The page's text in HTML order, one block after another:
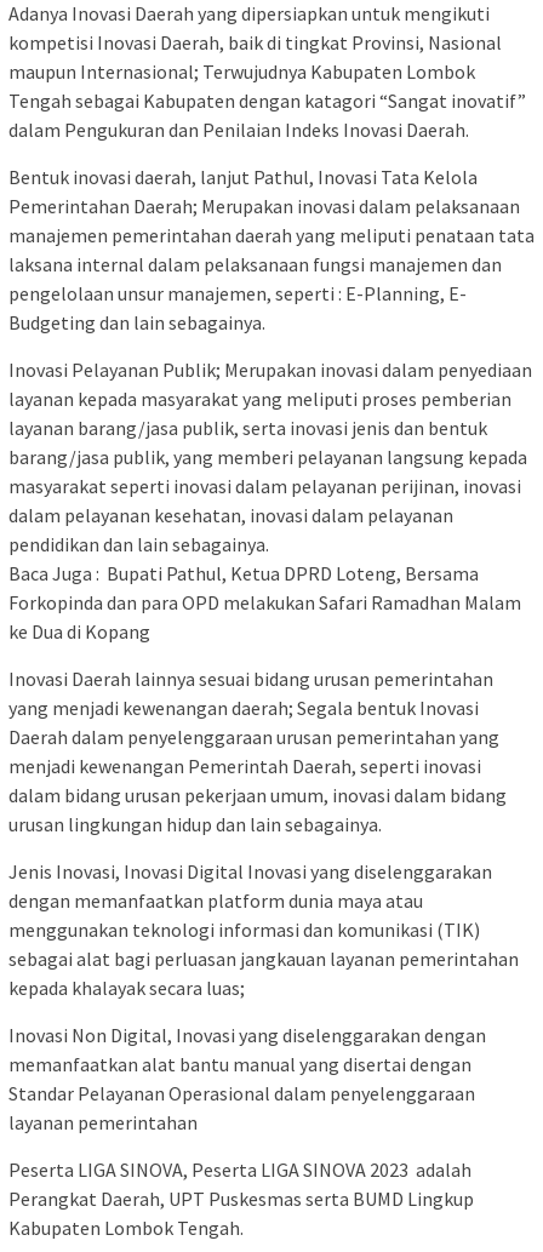
Adanya Inovasi Daerah yang dipersiapkan untuk mengikuti
kompetisi Inovasi Daerah, baik di tingkat Provinsi, Nasional
maupun Internasional; Terwujudnya Kabupaten Lombok
Tengah sebagai Kabupaten dengan katagori “Sangat inovatif”
dalam Pengukuran dan Penilaian Indeks Inovasi Daerah.
Bentuk inovasi daerah, lanjut Pathul, Inovasi Tata Kelola
Pemerintahan Daerah; Merupakan inovasi dalam pelaksanaan
manajemen pemerintahan daerah yang meliputi penataan tata
laksana internal dalam pelaksanaan fungsi manajemen dan
pengelolaan unsur manajemen, seperti : E-Planning, E-
Budgeting dan lain sebagainya.
Inovasi Pelayanan Publik; Merupakan inovasi dalam penyediaan
layanan kepada masyarakat yang meliputi proses pemberian
layanan barang/jasa publik, serta inovasi jenis dan bentuk
barang/jasa publik, yang memberi pelayanan langsung kepada
masyarakat seperti inovasi dalam pelayanan perijinan, inovasi
dalam pelayanan kesehatan, inovasi dalam pelayanan
pendidikan dan lain sebagainya.
Baca Juga : Bupati Pathul, Ketua DPRD Loteng, Bersama
Forkopinda dan para OPD melakukan Safari Ramadhan Malam
ke Dua di Kopang
Inovasi Daerah lainnya sesuai bidang urusan pemerintahan
yang menjadi kewenangan daerah; Segala bentuk Inovasi
Daerah dalam penyelenggaraan urusan pemerintahan yang
menjadi kewenangan Pemerintah Daerah, seperti inovasi
dalam bidang urusan pekerjaan umum, inovasi dalam bidang
urusan lingkungan hidup dan lain sebagainya.
Jenis Inovasi, Inovasi Digital Inovasi yang diselenggarakan
dengan memanfaatkan platform dunia maya atau
menggunakan teknologi informasi dan komunikasi (TIK)
sebagai alat bagi perluasan jangkauan layanan pemerintahan
kepada khalayak secara luas;
Inovasi Non Digital, Inovasi yang diselenggarakan dengan
memanfaatkan alat bantu manual yang disertai dengan
Standar Pelayanan Operasional dalam penyelenggaraan
layanan pemerintahan
Peserta LIGA SINOVA, Peserta LIGA SINOVA 2023 adalah
Perangkat Daerah, UPT Puskesmas serta BUMD Lingkup
Kabupaten Lombok Tengah.